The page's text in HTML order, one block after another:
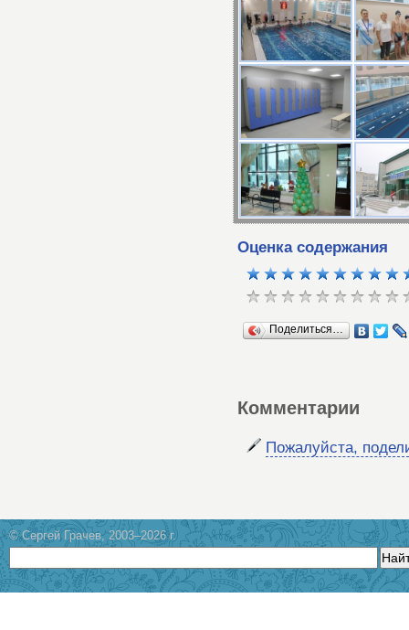
Оценка содержания
Поделиться…
Комментарии
Пожалуйста,
© Сергей Грачев, 2003–2026 г.